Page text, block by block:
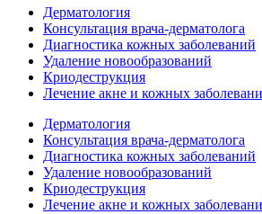
Дерматология
Консультация врача-дерматолога
Диагностика кожных заболеваний
Удаление новообразований
Криодеструкция
Лечение акне и кожных
Дерматология
Консультация врача-дерматолога
Диагностика кожных заболеваний
Удаление новообразований
Криодеструкция
Лечение акне и кожных